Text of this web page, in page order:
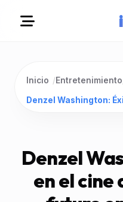
Inicio /Entretenimiento
Denzel
en el cine